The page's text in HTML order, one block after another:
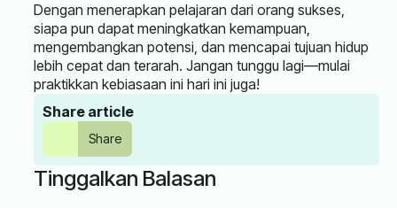
Dengan menerapkan pelajaran dari orang sukses,
siapa pun dapat meningkatkan kemampuan,
mengembangkan potensi, dan mencapai tujuan hidup
lebih cepat dan terarah. Jangan tunggu lagi—mulai
praktikkan kebiasaan ini hari ini juga!
Share article
Share
Tinggalkan Balasan